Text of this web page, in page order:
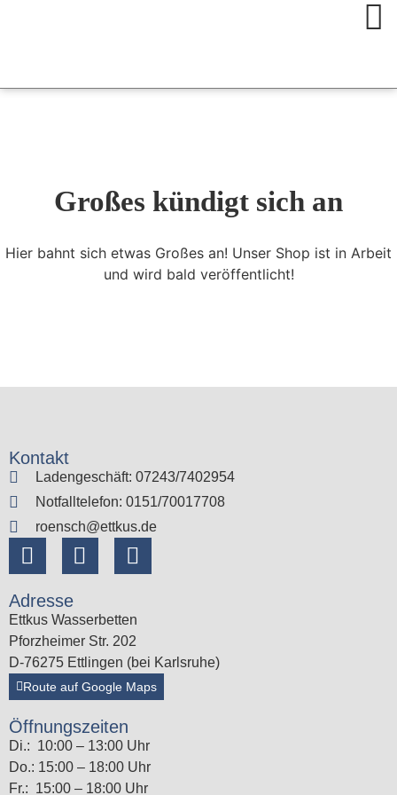
Großes kündigt sich an
Hier bahnt sich etwas Großes an! Unser Shop ist in Arbeit
und wird bald veröffentlicht!
Kontakt
Ladengeschäft: 07243/7402954
Notfalltelefon: 0151/70017708
roensch@ettkus.de
Adresse
Ettkus Wasserbetten
Pforzheimer Str. 202
D-76275 Ettlingen (bei Karlsruhe)
Route auf Google Maps
Öffnungszeiten
Di.: 10:00 – 13:00 Uhr
Do.: 15:00 – 18:00 Uhr
Fr.: 15:00 – 18:00 Uhr